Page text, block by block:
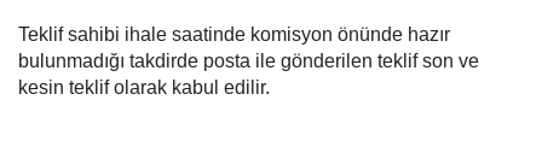
Teklif sahibi ihale saatinde komisyon önünde hazır
bulunmadığı takdirde posta ile gönderilen teklif son ve
kesin teklif olarak kabul edilir.